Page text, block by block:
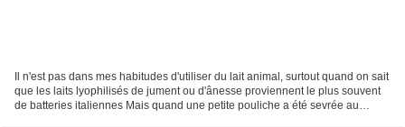
Il n'est pas dans mes habitudes d'utiliser du lait animal, surtout quand on sait
que les laits lyophilisés de jument ou d'ânesse proviennent le plus souvent
de batteries italiennes Mais quand une petite pouliche a été sevrée au